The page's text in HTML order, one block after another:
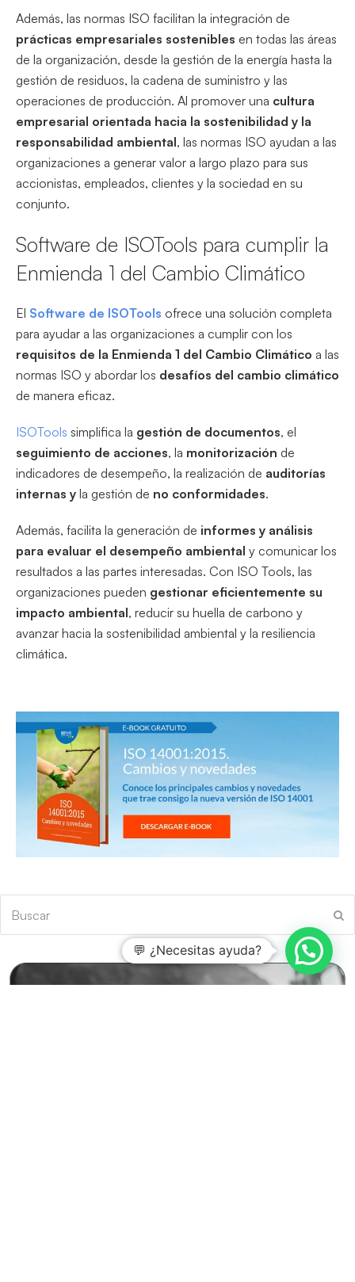
Además, las normas ISO facilitan la integración de
prácticas empresariales sostenibles en todas las áreas
de la organización, desde la gestión de la energía hasta la
gestión de residuos, la cadena de suministro y las
operaciones de producción. Al promover una cultura
empresarial orientada hacia la sostenibilidad y la
responsabilidad ambiental, las normas ISO ayudan a las
organizaciones a generar valor a largo plazo para sus
accionistas, empleados, clientes y la sociedad en su
conjunto.
Software de ISOTools para cumplir la
Enmienda 1 del Cambio Climático
El Software de ISOTools ofrece una solución completa
para ayudar a las organizaciones a cumplir con los
requisitos de la Enmienda 1 del Cambio Climático a las
normas ISO y abordar los desafíos del cambio climático
de manera eficaz.
ISOTools simplifica la gestión de documentos, el
seguimiento de acciones, la monitorización de
indicadores de desempeño, la realización de auditorías
internas y la gestión de no conformidades.
Además, facilita la generación de informes y análisis
para evaluar el desempeño ambiental y comunicar los
resultados a las partes interesadas. Con ISO Tools, las
organizaciones pueden gestionar eficientemente su
impacto ambiental, reducir su huella de carbono y
avanzar hacia la sostenibilidad ambiental y la resiliencia
climática.
💬 ¿Necesitas ayuda?